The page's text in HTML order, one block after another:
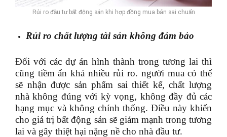
Rủi ro đầu tư bất động sản khi hợp đồng mua bán sai chuẩn
Rủi ro chất lượng tài sản không đảm bảo
Đối với các dự án hình thành trong tương lai thì
cũng tiềm ẩn khá nhiều rủi ro. người mua có thể
sẽ nhận được sản phẩm sai thiết kế, chất lượng
nhà không đúng với kỳ vọng, không đầy đủ các
hạng mục và không chính thống. Điều này khiến
cho giá trị bất động sản sẽ giảm mạnh trong tương
lai và gây thiệt hại nặng nề cho nhà đầu tư.